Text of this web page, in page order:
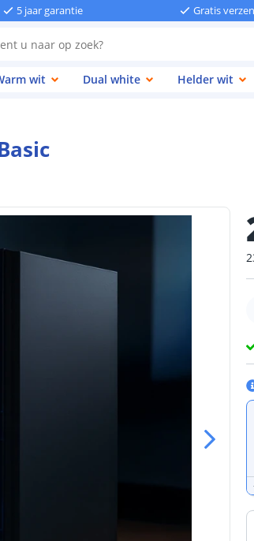
5 jaar garantie Gratis
wit Dual white Helder wit